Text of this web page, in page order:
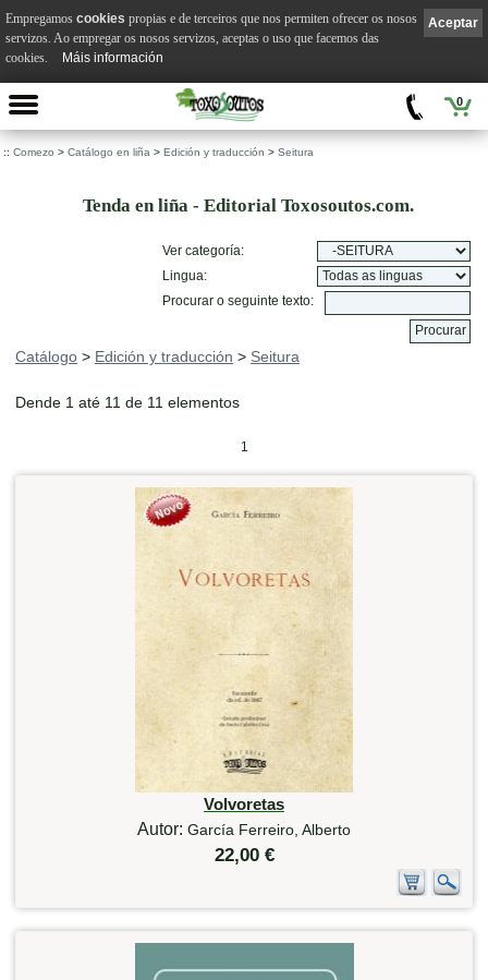
0
:: Comezo > Catálogo en liña > Edición y traducción > Seitura
Tenda en liña - Editorial Toxosoutos.com.
Ver categoría:
Lingua:
Procurar o seguinte texto:
Catálogo > Edición y traducción > Seitura
Dende 1 até 11 de 11 elementos
1
Volvoretas
Autor: García Ferreiro, Alberto
22,00 €
Aceptar
Empregamos cookies propias e de terceiros que nos permiten ofrecer os nosos
servizos. Ao empregar os nosos servizos, aceptas o uso que facemos das
cookies.
Máis información